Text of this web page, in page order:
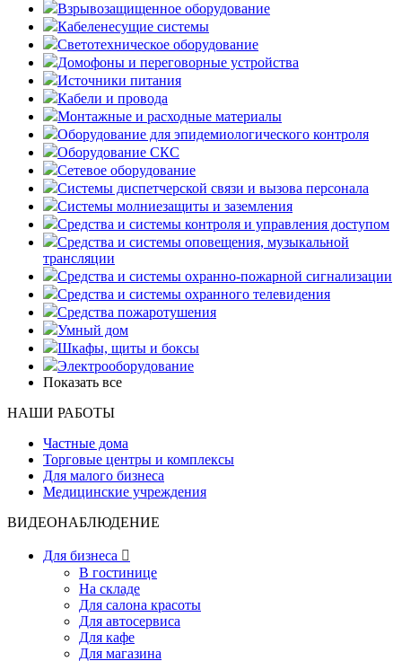
Взрывозащищенное оборудование
Кабеленесущие системы
Светотехническое оборудование
Домофоны и переговорные устройства
Источники питания
Кабели и провода
Монтажные и расходные материалы
Оборудование для эпидемиологического контроля
Оборудование СКС
Сетевое оборудование
Системы диспетчерской связи и вызова персонала
Системы молниезащиты и заземления
Средства и системы контроля и управления доступом
Средства и системы оповещения, музыкальной
трансляции
Средства и системы охранно-пожарной сигнализации
Средства и системы охранного телевидения
Средства пожаротушения
Умный дом
Шкафы, щиты и боксы
Электрооборудование
Показать все
НАШИ РАБОТЫ
Частные дома
Торговые центры и комплексы
Для малого бизнеса
Медицинские учреждения
ВИДЕОНАБЛЮДЕНИЕ
Для бизнеса 
В гостинице
На складе
Для салона красоты
Для автосервиса
Для кафе
Для магазина